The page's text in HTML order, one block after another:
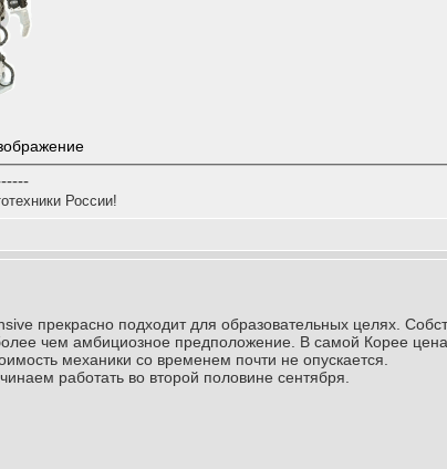
России!
прекрасно подходит для образовательных целях.
чем амбициозное предположение. В самой Корее
механики со временем почти не опускается.
работать во второй половине сентября.